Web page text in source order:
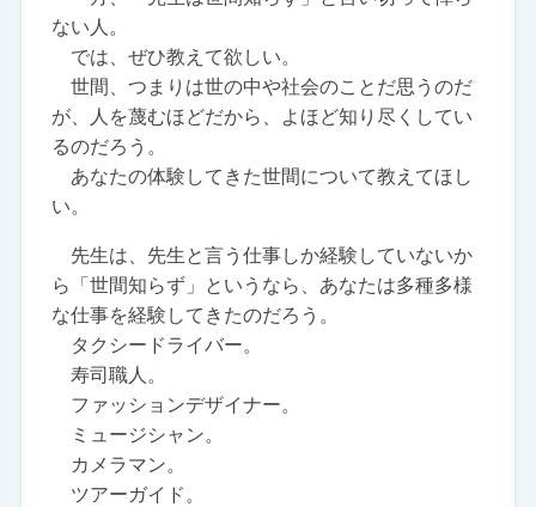
ない人。
では、ぜひ教えて欲しい。
世間、つまりは世の中や社会のことだ思うのだ
が、人を蔑むほどだから、よほど知り尽くしてい
るのだろう。
あなたの体験してきた世間について教えてほし
い。
先生は、先生と言う仕事しか経験していないか
ら「世間知らず」というなら、あなたは多種多様
な仕事を経験してきたのだろう。
タクシードライバー。
寿司職人。
ファッションデザイナー。
ミュージシャン。
カメラマン。
ツアーガイド。